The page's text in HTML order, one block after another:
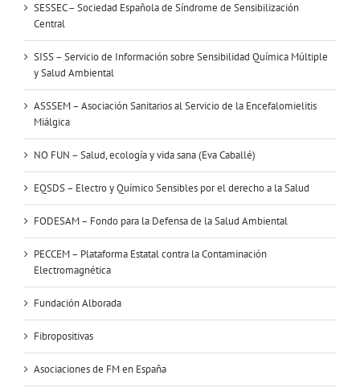
SESSEC – Sociedad Española de Síndrome de Sensibilización
Central
SISS – Servicio de Información sobre Sensibilidad Química Múltiple
y Salud Ambiental
ASSSEM – Asociación Sanitarios al Servicio de la Encefalomielitis
Miálgica
NO FUN – Salud, ecología y vida sana (Eva Caballé)
EQSDS – Electro y Químico Sensibles por el derecho a la Salud
FODESAM – Fondo para la Defensa de la Salud Ambiental
PECCEM – Plataforma Estatal contra la Contaminación
Electromagnética
Fundación Alborada
Fibropositivas
Asociaciones de FM en España